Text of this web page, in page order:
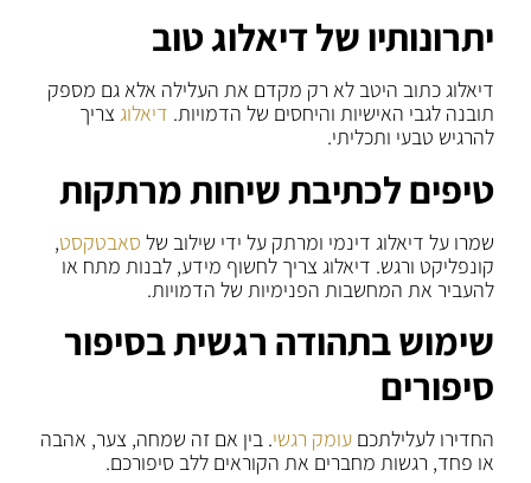
יתרונותיו של דיאלוג טוב
דיאלוג כתוב היטב לא רק מקדם את העלילה אלא גם מספק
תובנה לגבי האישיות והיחסים של הדמויות. דיאלוג צריך
להרגיש טבעי ותכליתי.
טיפים לכתיבת שיחות מרתקות
שמרו על דיאלוג דינמי ומרתק על ידי שילוב של סאבטקסט,
קונפליקט ורגש. דיאלוג צריך לחשוף מידע, לבנות מתח או
להעביר את המחשבות הפנימיות של הדמויות.
שימוש בתהודה רגשית בסיפור
סיפורים
החדירו לעלילתכםעומק רגשי. בין אם זה שמחה, צער, אהבה
או פחד, רגשות מחברים את הקוראים ללב סיפורכם.